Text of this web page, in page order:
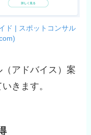
ド | スポットコンサル
アドバイス）案
きます。